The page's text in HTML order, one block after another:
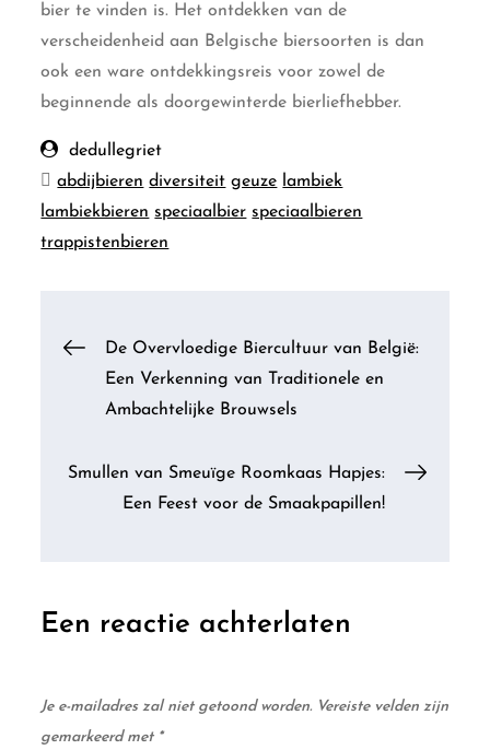
bier te vinden is. Het ontdekken van de
verscheidenheid aan Belgische biersoorten is dan
ook een ware ontdekkingsreis voor zowel de
beginnende als doorgewinterde bierliefhebber.
dedullegriet
abdijbieren diversiteit geuze lambiek
lambiekbieren speciaalbier speciaalbieren
trappistenbieren
Berichtnavigatie
De Overvloedige Biercultuur van België:
Een Verkenning van Traditionele en
Ambachtelijke Brouwsels
Smullen van Smeuïge Roomkaas Hapjes:
Een Feest voor de Smaakpapillen!
Een reactie achterlaten
Je e-mailadres zal niet getoond worden. Vereiste velden zijn
gemarkeerd met *